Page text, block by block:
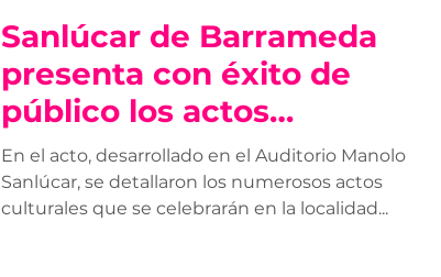
Sanlúcar de Barrameda
presenta con éxito de
público los actos
conmemorativos del 125
Aniversario del ‘Coso del
Pino’
En el acto, desarrollado en el Auditorio Manolo
Sanlúcar, se detallaron los numerosos actos
culturales que se celebrarán en la localidad...